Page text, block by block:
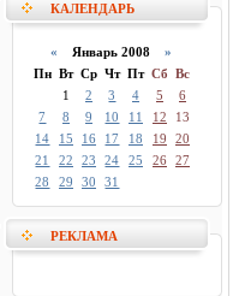
КАЛЕНДАРЬ
« Январь 2008»
Пн Вт Ср Чт Пт Сб Вс
1
2 3 4 5
6
7
8 9 10 11 12
13
14
15 16 17 18 19
20
21
22 23 24 25 26 27
28
29 30 31
РЕКЛАМА